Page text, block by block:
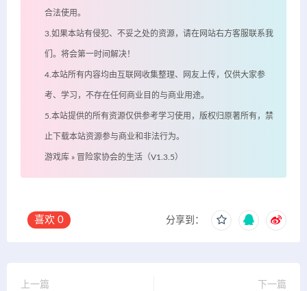
合法使用。
3.如果本站有侵犯、不妥之处的资源，请在网站右方客服联系我
们。将会第一时间解决！
4.本站所有内容均由互联网收集整理、网友上传，仅供大家参
考、学习，不存在任何商业目的与商业用途。
5.本站提供的所有资源仅供参考学习使用，版权归原著所有，禁
止下载本站资源参与商业和非法行为。
游戏库 » 冒险家协会的生活（V1.3.5）
喜欢 0 分享到：
上一篇
下一篇